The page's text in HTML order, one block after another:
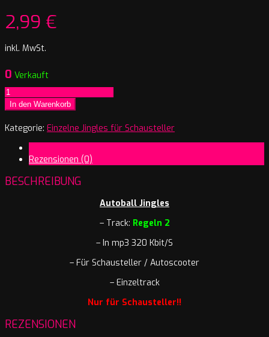
2,99 €
inkl. MwSt.
0 Verkauft
Autoball
Jingle
-
Regeln
Menge
In den Warenkorb
Kategorie: Einzelne Jingles für Schausteller
Rezensionen (0)
BESCHREIBUNG
Autoball Jingles
– Track: Regeln 2
– In mp3 320 Kbit/S
– Für Schausteller / Autoscooter
– Einzeltrack
Nur für Schausteller!!
REZENSIONEN